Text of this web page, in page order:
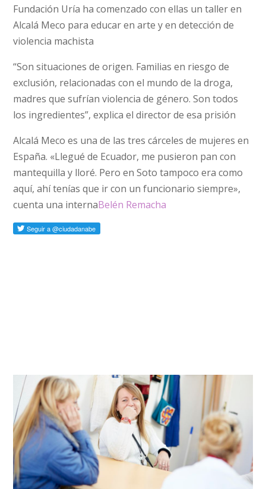
Fundación Uría ha comenzado con ellas un taller en
Alcalá Meco para educar en arte y en detección de
violencia machista
“Son situaciones de origen. Familias en riesgo de
exclusión, relacionadas con el mundo de la droga,
madres que sufrían violencia de género. Son todos
los ingredientes”, explica el director de esa prisión
Alcalá Meco es una de las tres cárceles de mujeres en
España. «Llegué de Ecuador, me pusieron pan con
mantequilla y lloré. Pero en Soto tampoco era como
aquí, ahí tenías que ir con un funcionario siempre»,
cuenta una internaBelén Remacha